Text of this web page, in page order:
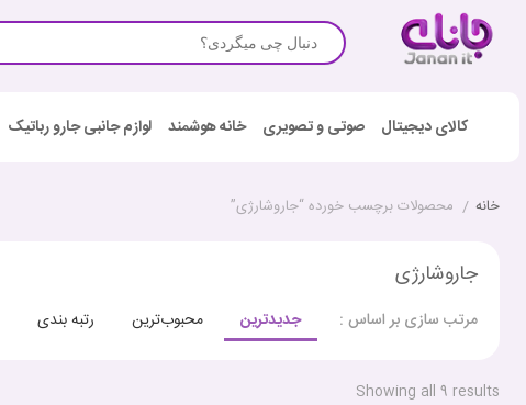
کالای دیجیتال صوتی و تصویری خانه هوشمند لوازم جانبی جارو رباتیک
خانه / محصولات برچسب خورده “جاروشارژی”
جاروشارژی
مرتب سازی بر اساس : جدیدترین محبوب‌ترین رتبه بندی
Showing all 9 results